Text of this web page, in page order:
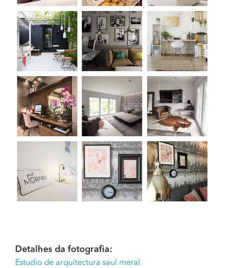
Detalhes da fotografia:
Estudio de arquitectura saul meral